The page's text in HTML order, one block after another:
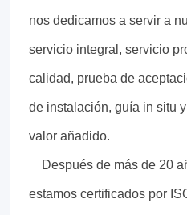
nos dedicamos a servir a
servicio integral, servicio
calidad, prueba de
de instalación, guía in situ
valor añadido.
Después de más de 20
estamos certificados por